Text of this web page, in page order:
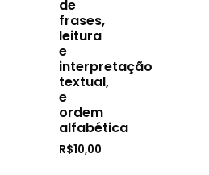
de
frases,
leitura
e
interpretação
textual,
e
ordem
alfabética
R$10,00